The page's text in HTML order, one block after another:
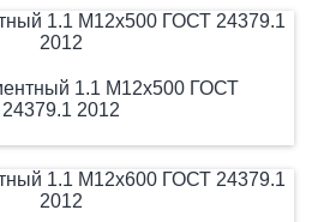
1.1 М12х500 ГОСТ
24379.1 2012